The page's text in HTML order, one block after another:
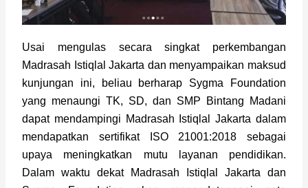
Usai mengulas secara singkat perkembangan
Madrasah Istiqlal Jakarta dan menyampaikan maksud
kunjungan ini, beliau berharap Sygma Foundation
yang menaungi TK, SD, dan SMP Bintang Madani
dapat mendampingi Madrasah Istiqlal Jakarta dalam
mendapatkan sertifikat ISO 21001:2018 sebagai
upaya meningkatkan mutu layanan pendidikan.
Dalam waktu dekat Madrasah Istiqlal Jakarta dan